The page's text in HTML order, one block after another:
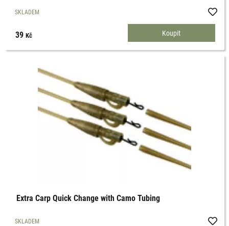
SKLADEM
39Kč
Extra Carp Quick Change with Camo Tubing
SKLADEM